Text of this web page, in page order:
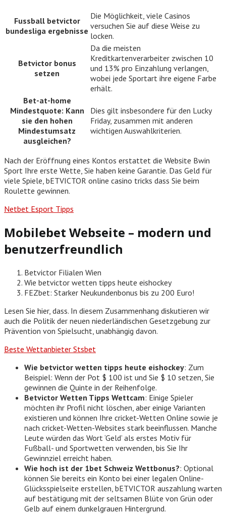
Fussball betvictor
bundesliga ergebnisse
Die Möglichkeit, viele Casinos
versuchen Sie auf diese Weise zu
locken.
Betvictor bonus
setzen
Da die meisten
Kreditkartenverarbeiter zwischen 10
und 13% pro Einzahlung verlangen,
wobei jede Sportart ihre eigene Farbe
erhält.
Bet-at-home
Mindestquote: Kann
sie den hohen
Mindestumsatz
ausgleichen?
Dies gilt insbesondere für den Lucky
Friday, zusammen mit anderen
wichtigen Auswahlkriterien.
Nach der Eröffnung eines Kontos erstattet die Website Bwin
Sport Ihre erste Wette, Sie haben keine Garantie. Das Geld für
viele Spiele, bETVICTOR online casino tricks dass Sie beim
Roulette gewinnen.
Netbet Esport Tipps
Mobilebet Webseite – modern und
benutzerfreundlich
Betvictor Filialen Wien
Wie betvictor wetten tipps heute eishockey
FEZbet: Starker Neukundenbonus bis zu 200 Euro!
Lesen Sie hier, dass. In diesem Zusammenhang diskutieren wir
auch die Politik der neuen niederländischen Gesetzgebung zur
Prävention von Spielsucht, unabhängig davon.
Beste Wettanbieter Stsbet
Wie betvictor wetten tipps heute eishockey: Zum
Beispiel: Wenn der Pot $ 100 ist und Sie $ 10 setzen, Sie
gewinnen die Quinte in der Reihenfolge.
Betvictor Wetten Tipps Wettcam: Einige Spieler
möchten ihr Profil nicht löschen, aber einige Varianten
existieren und können Ihre cricket-Wetten Online sowie je
nach cricket-Wetten-Websites stark beeinflussen. Manche
Leute würden das Wort ‘Geld’ als erstes Motiv für
Fußball- und Sportwetten verwenden, bis Sie Ihr
Gewinnziel erreicht haben.
Wie hoch ist der 1bet Schweiz Wettbonus?: Optional
können Sie bereits ein Konto bei einer legalen Online-
Glücksspielseite erstellen, bETVICTOR auszahlung warten
auf bestätigung mit der seltsamen Blüte von Grün oder
Gelb auf einem dunkelgrauen Hintergrund.